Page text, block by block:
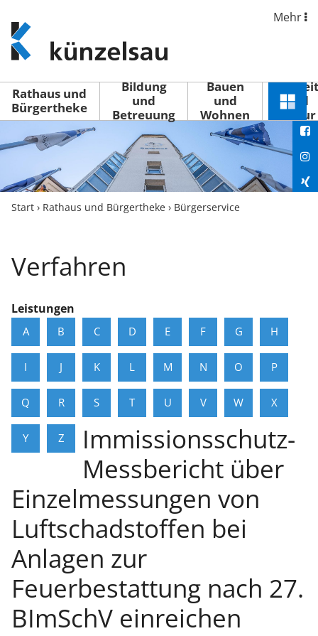
www.kuenzelsau.de
(zur
Startseite)
Mehr
Rathaus und
Bürgertheke
Bildung
und
Betreuung
Bauen
und
Wohnen
Freizeit
und
Kultur
Menü
Start › Rathaus und Bürgertheke › Bürgerservice
Verfahren
Leistungen
A B C D E F G H
I J K L M N O P
Q R S T U V W X
Y Z
Immissionsschutz-
Messbericht über
Einzelmessungen von
Luftschadstoffen bei
Anlagen zur
Feuerbestattung nach 27.
BImSchV einreichen